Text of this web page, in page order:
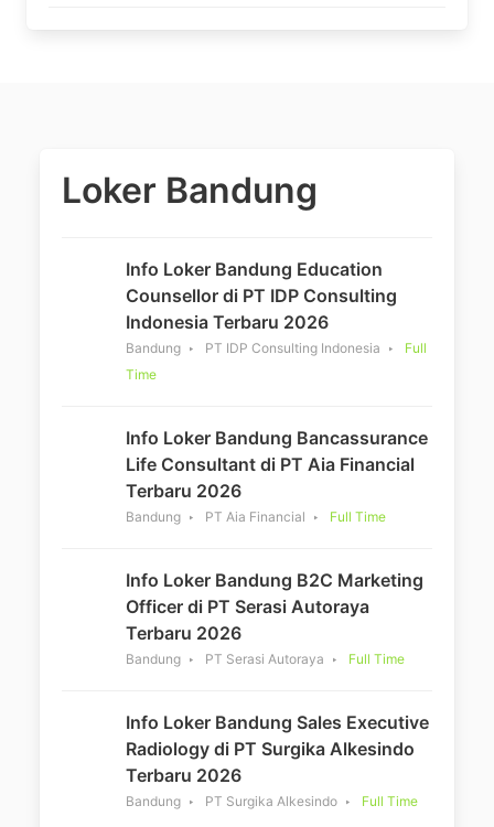
Loker Bandung
Info Loker Bandung Education
Counsellor di PT IDP Consulting
Indonesia Terbaru 2026
Bandung PT IDP Consulting Indonesia
Full
Time
Info Loker Bandung Bancassurance
Life Consultant di PT Aia Financial
Terbaru 2026
Bandung PT Aia Financial Full Time
Info Loker Bandung B2C Marketing
Officer di PT Serasi Autoraya
Terbaru 2026
Bandung PT Serasi Autoraya Full Time
Info Loker Bandung Sales Executive
Radiology di PT Surgika Alkesindo
Terbaru 2026
Bandung PT Surgika Alkesindo Full Time